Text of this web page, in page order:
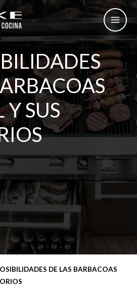
Y SUS
DE LAS BARBACOAS